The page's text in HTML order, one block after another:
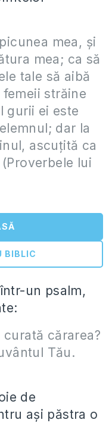
mea, şi
mea; ca să
tale să aibă
străine
gurii ei este
dar la
ascuţită ca
lui
BIBLIC
un psalm,
cărarea?
Tău.
de
aşi păstra o